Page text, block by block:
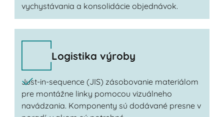
vychystávania a konsolidácie objednávok.
Logistika výroby
Just-in-sequence (JIS) zásobovanie materiálom
pre montážne linky pomocou vizuálneho
navádzania. Komponenty sú dodávané presne v